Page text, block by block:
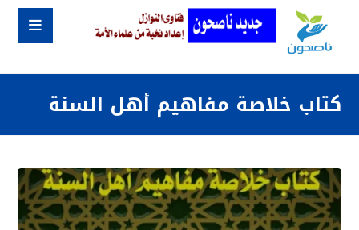
كتاب خلاصة مفاهيم أهل السنة